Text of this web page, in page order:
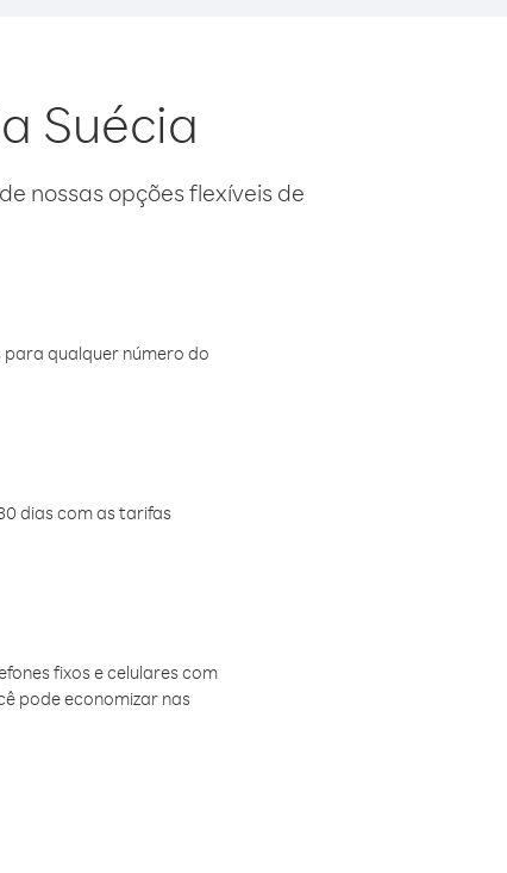
Suécia
nossas opções flexíveis de
qualquer número do
dias com as tarifas
fixos e celulares com
pode economizar nas